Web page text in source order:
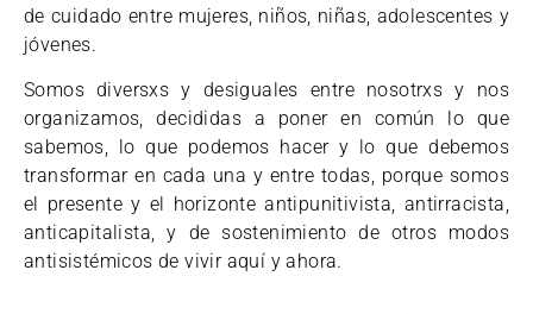
de cuidado entre mujeres, niños, niñas, adolescentes y
jóvenes.
Somos diversxs y desiguales entre nosotrxs y nos
organizamos, decididas a poner en común lo que
sabemos, lo que podemos hacer y lo que debemos
transformar en cada una y entre todas, porque somos
el presente y el horizonte antipunitivista, antirracista,
anticapitalista, y de sostenimiento de otros modos
antisistémicos de vivir aquí y ahora.